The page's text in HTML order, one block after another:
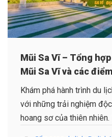
Mũi Sa Vĩ – Tổng
Mũi Sa Vĩ và các
Khám phá hành trình du
với những trải nghiệm
hoang sơ của thiên nhiên.